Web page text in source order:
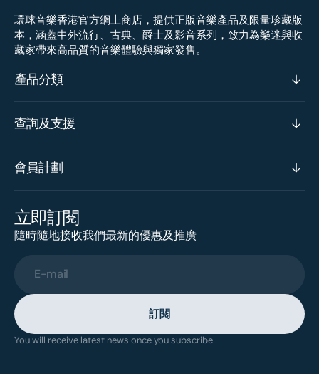
環球音樂香港官方網上商店，提供正版音樂產品及限量珍藏版
本，涵蓋中外流行、古典、爵士及影音系列，致力為樂迷與收
藏家帶來高品質的音樂體驗與獨家發售。
產品分類
查詢及支援
會員計劃
立即訂閱
隨時隨地接收我們最新的優惠及推廣
E-mail
訂閱
You will receive latest news once you subscribe